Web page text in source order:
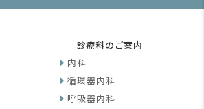
診療科のご案内
内科
循環器内科
呼吸器内科